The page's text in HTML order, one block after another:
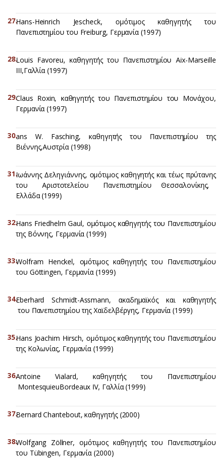
Hans-Heinrich Jescheck, ομότιμος καθηγητής του
Πανεπιστημίου του Freiburg, Γερμανία (1997)
Louis Favoreu, καθηγητής του Πανεπιστημίου Aix-Marseille
III,Γαλλία (1997)
Claus Roxin, καθηγητής του Πανεπιστημίου του Μονάχου,
Γερμανία (1997)
ans W. Fasching, καθηγητής του Πανεπιστημίου της
Βιέννης,Αυστρία (1998)
Ιωάννης Δεληγιάννης, ομότιμος καθηγητής και τέως πρύτανης
του Αριστοτελείου Πανεπιστημίου Θεσσαλονίκης,
Ελλάδα (1999)
Hans Friedhelm Gaul, ομότιμος καθηγητής του Πανεπιστημίου
της Βόννης, Γερμανία (1999)
Wolfram Henckel, ομότιμος καθηγητής του Πανεπιστημίου
του Göttingen, Γερμανία (1999)
Eberhard Schmidt-Assmann, ακαδημαϊκός και καθηγητής
του Πανεπιστημίου της Χαϊδελβέργης, Γερμανία (1999)
Hans Joachim Hirsch, ομότιμος καθηγητής του Πανεπιστημίου
της Κολωνίας, Γερμανία (1999)
Antoine Vialard, καθηγητής του Πανεπιστημίου
MontesquieuBordeaux IV, Γαλλία (1999)
Bernard Chantebout, καθηγητής (2000)
Wolfgang Zöllner, ομότιμος καθηγητής του Πανεπιστημίου
του Tübingen, Γερμανία (2000)